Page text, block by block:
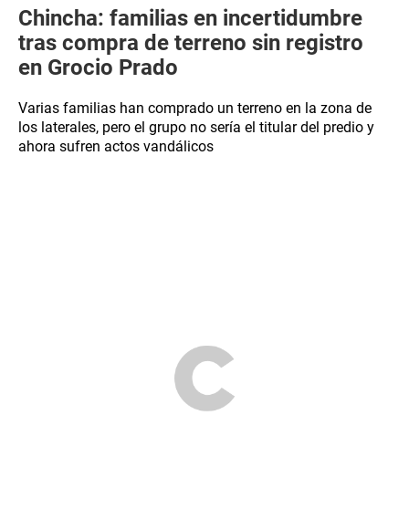
Chincha: familias en incertidumbre
tras compra de terreno sin registro
en Grocio Prado
Varias familias han comprado un terreno en la zona de
los laterales, pero el grupo no sería el titular del predio y
ahora sufren actos vandálicos